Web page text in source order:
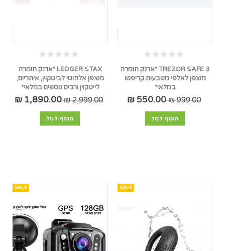
TREZOR SAFE 3 *ארנק חומרה
מוצפן לאלפי מטבעות קריפטו
במלאי*
999.00 ₪
550.00 ₪
הוסף לסל
LEDGER STAX *ארנק חומרה
מוצפן אלחוטי לביטקוין, איתריום,
לייטקוין ורבים נוספים במלאי*
2,999.00 ₪
1,890.00 ₪
הוסף לסל
SALE
SALE